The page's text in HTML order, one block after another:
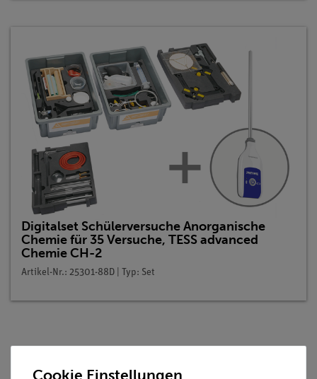
Digitalset Schülerversuche Anorganische
Chemie für 35 Versuche, TESS advanced
Chemie CH-2
Artikel-Nr.: 25301-88D | Typ: Set
Cookie Einstellungen